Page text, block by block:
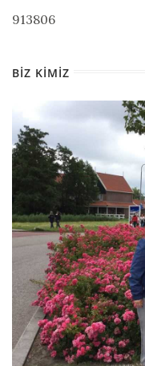
913806
BIZ KIMIZ